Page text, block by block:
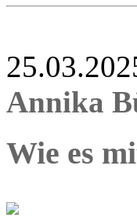
Annika
Wie es